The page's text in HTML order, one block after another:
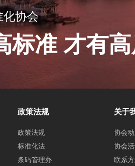
化协会
标准 才有
政策法规
政策法规
标准化法
条码管理办
关于
协会
协会
联系